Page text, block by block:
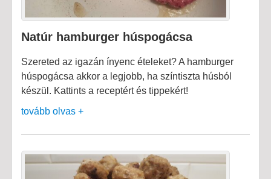
Natúr hamburger húspogácsa
Szereted az igazán ínyenc ételeket? A hamburger
húspogácsa akkor a legjobb, ha színtiszta húsból
készül. Kattints a receptért és tippekért!
tovább olvas +